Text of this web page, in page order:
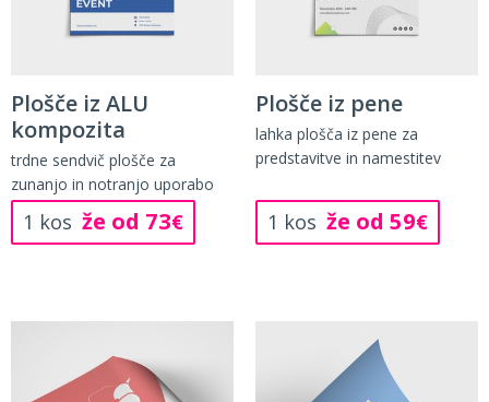
Plošče iz ALU
kompozita
trdne sendvič plošče za
zunanjo in notranjo uporabo
1 kos že od 73€
Plošče iz pene
lahka plošča iz pene za
predstavitve in namestitev
1 kos že od 59€